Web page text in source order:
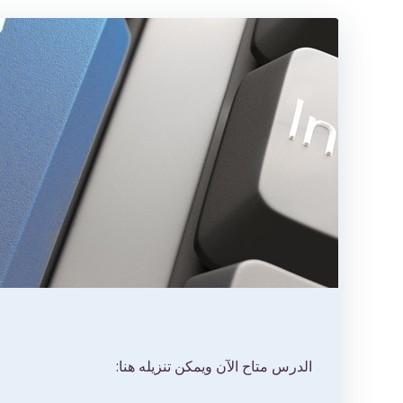
الدرس متاح الآن ويمكن تنزيله هنا: